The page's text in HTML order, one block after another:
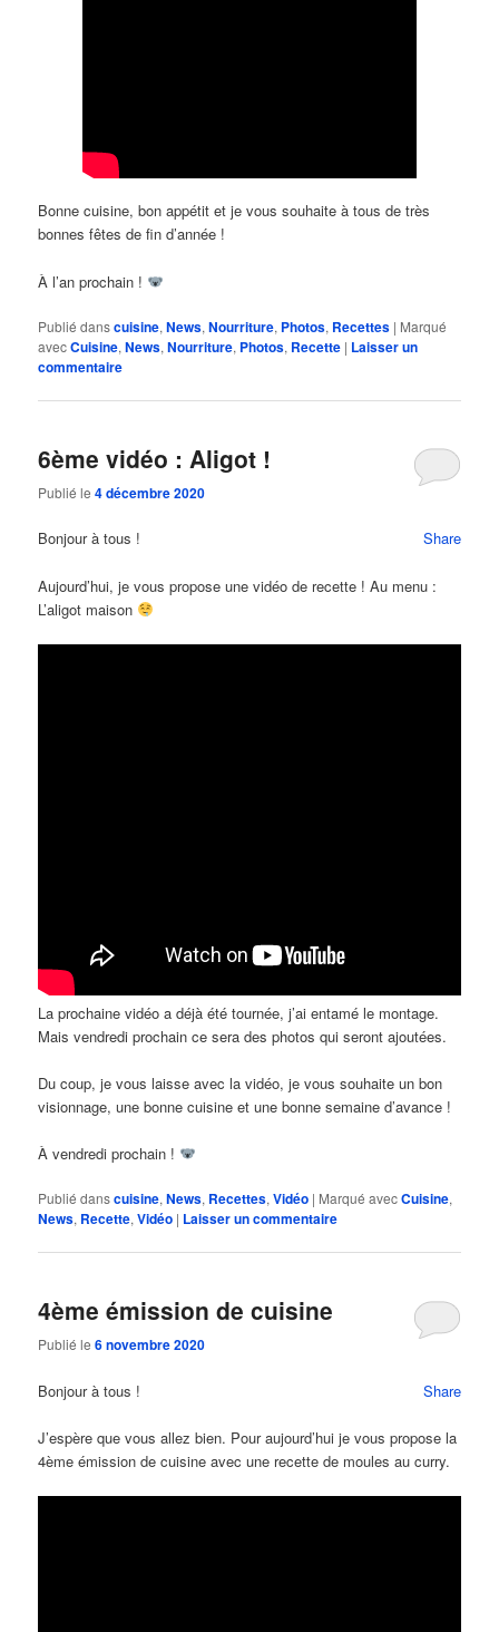
Bonne cuisine, bon appétit et je vous souhaite à tous de très
bonnes fêtes de fin d’année !
À l’an prochain !
Publié danscuisine,News,Nourriture, Photos, Recettes | Marqué
avecCuisine,News,Nourriture, Photos, Recette | Laisser un
commentaire
6ème vidéo : Aligot !
Publié le4 décembre 2020
Share
Bonjour à tous !
Aujourd’hui, je vous propose une vidéo de recette ! Au menu :
L’aligot maison
La prochaine vidéo a déjà été tournée, j’ai entamé le montage.
Mais vendredi prochain ce sera des photos qui seront ajoutées.
Du coup, je vous laisse avec la vidéo, je vous souhaite un bon
visionnage, une bonne cuisine et une bonne semaine d’avance !
À vendredi prochain !
Publié danscuisine,News, Recettes,Vidéo | Marqué avecCuisine,
News, Recette,Vidéo | Laisser un commentaire
4ème émission de cuisine
Publié le6 novembre 2020
Share
Bonjour à tous !
J’espère que vous allez bien. Pour aujourd’hui je vous propose la
4ème émission de cuisine avec une recette de moules au curry.